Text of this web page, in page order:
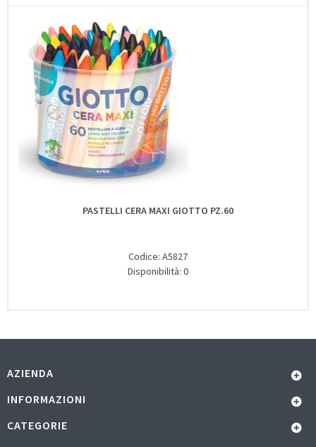
PASTELLI CERA MAXI GIOTTO PZ.60
Codice: A5827
Disponibilità: 0
AZIENDA
INFORMAZIONI
CATEGORIE